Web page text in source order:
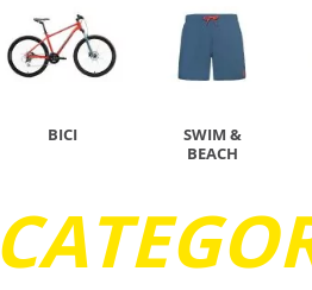
BICI
SWIM &
BEACH